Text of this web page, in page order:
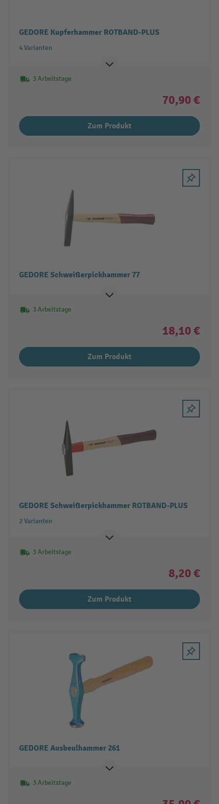
GEDORE Kupferhammer ROTBAND-PLUS
4 Varianten
3 Arbeitstage
70,90 €
Zum Produkt
GEDORE Schweißerpickhammer 77
3 Arbeitstage
18,10 €
Zum Produkt
GEDORE Schweißerpickhammer ROTBAND-PLUS
2 Varianten
3 Arbeitstage
8,20 €
Zum Produkt
GEDORE Ausbeulhammer 261
3 Arbeitstage